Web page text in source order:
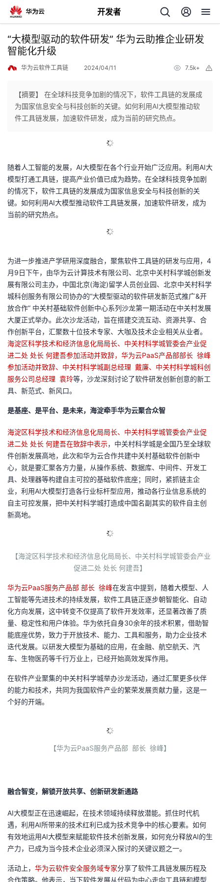
开发者
返
回
个
主
页
的
开
发
我
的
博
客
我
的
论
坛
我
的
圈
子
我
的
直
我
的
我
注
我
的
开
者
学
堂
我
的
课
我
的
证
我
实
验
的
收
藏
我
的
我
支
持
我
的
技
术
我
的
云
议
“大模型驱动的软件研发” 华为云助推企业研发
智能化升级
华为云软件工具链 2024/04/11 7.5k+
【摘要】 在全球科技竞争加剧的情况下，软件工具链的发展成
为国家信息安全与科技创新的关键。如何利用AI大模型推动软
件工具链发展，加速软件研发，成为当前的研究热点。
随着人工智能的发展， AI大模型在各个行业开始广泛应用。利用AI大
模型打通工具链，提高产业价值已成为趋势。在全球科技竞争加剧
的情况下，软件工具链的发展成为国家信息安全与科技创新的关
键。如何利用AI大模型推动软件工具链发展，加速软件研发，成为
当前的研究热点。
为进一步推进产学研用深度融合，聚焦软件工具链的研发与应用， 4
月9日下午，由华为云计算技术有限公司、北京中关村科学城创新发
展有限公司主办，中国北京(海淀)留学人员创业园、北京中关村科学
城科创服务有限公司协办的“大模型驱动的软件研发新范式推广&开
放合作” 中关村基础软件创新中心系列沙龙第一期活动在中关村发展
大厦正式举办。此次沙龙活动，旨在搭建交流互动、资源共享、合
作创新平台，汇聚数十位技术专家、大咖及技术企业相关从业者。
海淀区科学技术和经济信息化局局长、中关村科学城管委会产业促
进二处 处长 何建吾参加活动并致辞，华为云PaaS产品部部长 徐峰
参加活动并致辞、中关村科学城副总经理 戴廉、中关村科学城科创
服务公司总经理 袁玲等，沙龙深刻讨论了软件研发创新创意的新工
具、新范式、新风口。
是基座、是平台、是未来，海淀牵手华为云聚合众智
海淀区科学技术和经济信息化局局长、中关村科学城管委会产业促
进二处 处长 何建吾在致辞中表示，中关村科学城是全国乃至全球软
件创新发展高地，此次和华为云合作共建中关村基础软件创新中
心，就是要汇聚各方力量，从操作系统、数据库、中间件、开发工
具、处理器等构建自主可控的基础软件底座；同时，紧抓链主企
业，利用AI大模型打造各行业标杆型应用，推动各行业信息系统的
自主可控发展，把中关村科学城打造成中国名副其实的软件自主创
新高地。
【海淀区科学技术和经济信息化局局长、中关村科学城管委会产业
促进二处 处长 何建吾】
华为云PaaS服务产品部 部长 徐峰在发言中提到，随着大模型、人
工智能等先进技术的持续发展，软件工具链正逐步朝智能化、自动
化方向发展，这中转变不仅提高了软件开发效率，还显著改善了质
量、稳定性和用户体验。华为依托自身30余年的技术积累，借助智
能底座优势，致力于开放技术、能力、工具和服务，助力企业技术
迭代发展。以研发大模型为基础的应用，在金融、航空航天、汽
车、生物医药等千行万业上，已经开始高效发挥作用。
在软件产业聚集的中关村科学城举办沙龙活动，通过汇聚更多伙伴
的能力和技术，共同为我国软件产业的繁荣发展贡献力量，这是一
个好的开端。
【华为云PaaS服务产品部 部长 徐峰】
融合智变，解锁开放共享、创新研发新通路
AI大模型正在迅速崛起，在技术领域持续释放潜能。抓住时代机
遇，利用AI所带来的技术红利已成为技术竞争中的核心要素。如何
有效地运用AI大模型来赋能软件技术创新发展，如何充分释放AI的生
产力，已成为当今技术企业必须深入探讨的关键议题之一。
活动上， 华为云软件安全服务域专家分享了软件工具链发展历程及
合作策略。他表示，当下软件发展从代码为中心走向工具链和模型